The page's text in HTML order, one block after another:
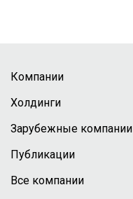
Компании
Холдинги
Зарубежные компании
Публикации
Все компании